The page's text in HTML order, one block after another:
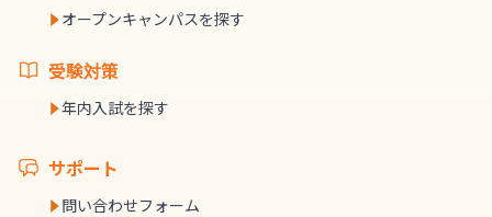
オープンキャンパスを探す
受験対策
年内入試を探す
サポート
問い合わせフォーム